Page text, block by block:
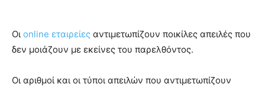
Οι online εταιρείες αντιμετωπίζουν ποικίλες απειλές που
δεν μοιάζουν με εκείνες του παρελθόντος.
Οι αριθμοί και οι τύποι απειλών που αντιμετωπίζουν